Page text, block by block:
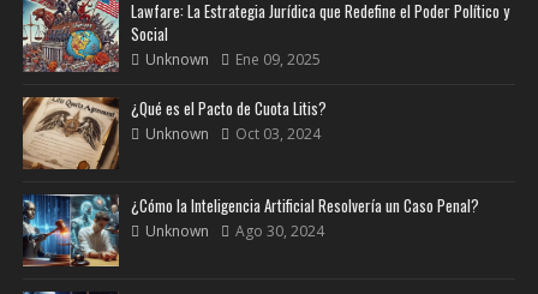
Lawfare: La Estrategia Jurídica que Redefine el Poder Político y
Social
Unknown Ene 09, 2025
¿Qué es el Pacto de Cuota Litis?
Unknown Oct 03, 2024
¿Cómo la Inteligencia Artificial Resolvería un Caso Penal?
Unknown Ago 30, 2024